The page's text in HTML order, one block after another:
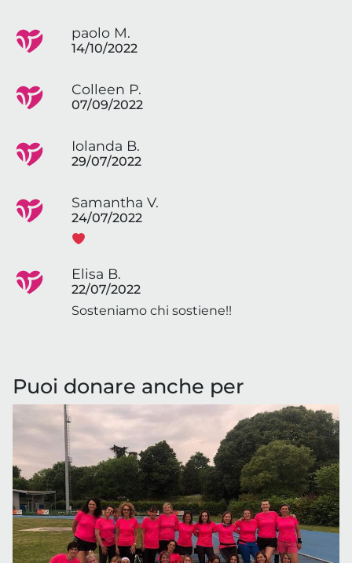
paolo M.
14/10/2022
Colleen P.
07/09/2022
Iolanda B.
29/07/2022
Samantha V.
24/07/2022
Elisa B.
22/07/2022
Sosteniamo chi sostiene!!
Puoi donare anche per